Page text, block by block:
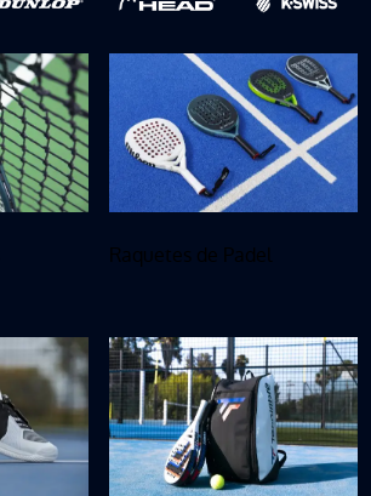
Raquetes de Padel